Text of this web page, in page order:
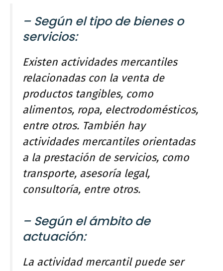
– Según el tipo de bienes o
servicios:
Existen actividades mercantiles
relacionadas con la venta de
productos tangibles, como
alimentos, ropa, electrodomésticos,
entre otros. También hay
actividades mercantiles orientadas
a la prestación de servicios, como
transporte, asesoría legal,
consultoría, entre otros.
– Según el ámbito de
actuación:
La actividad mercantil puede ser